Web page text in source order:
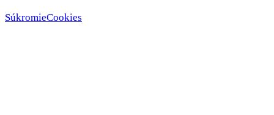
SúkromieCookies